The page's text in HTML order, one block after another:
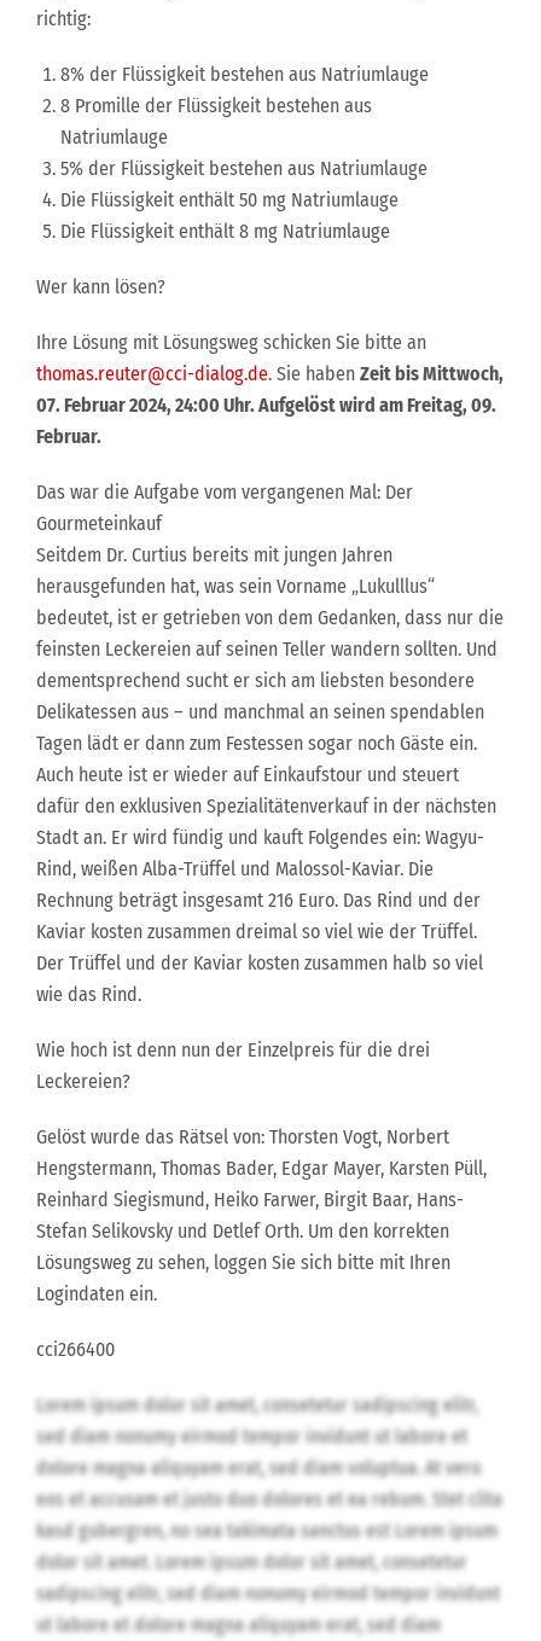
richtig:
8% der Flüssigkeit bestehen aus Natriumlauge
8 Promille der Flüssigkeit bestehen aus
Natriumlauge
5% der Flüssigkeit bestehen aus Natriumlauge
Die Flüssigkeit enthält 50 mg Natriumlauge
Die Flüssigkeit enthält 8 mg Natriumlauge
Wer kann lösen?
Ihre Lösung mit Lösungsweg schicken Sie bitte an
thomas.reuter@cci-dialog.de. Sie haben Zeit bis Mittwoch,
07. Februar 2024, 24:00 Uhr. Aufgelöst wird am Freitag, 09.
Februar.
Das war die Aufgabe vom vergangenen Mal: Der
Gourmeteinkauf
Seitdem Dr. Curtius bereits mit jungen Jahren
herausgefunden hat, was sein Vorname „Lukulllus“
bedeutet, ist er getrieben von dem Gedanken, dass nur die
feinsten Leckereien auf seinen Teller wandern sollten. Und
dementsprechend sucht er sich am liebsten besondere
Delikatessen aus – und manchmal an seinen spendablen
Tagen lädt er dann zum Festessen sogar noch Gäste ein.
Auch heute ist er wieder auf Einkaufstour und steuert
dafür den exklusiven Spezialitätenverkauf in der nächsten
Stadt an. Er wird fündig und kauft Folgendes ein: Wagyu-
Rind, weißen Alba-Trüffel und Malossol-Kaviar. Die
Rechnung beträgt insgesamt 216 Euro. Das Rind und der
Kaviar kosten zusammen dreimal so viel wie der Trüffel.
Der Trüffel und der Kaviar kosten zusammen halb so viel
wie das Rind.
Wie hoch ist denn nun der Einzelpreis für die drei
Leckereien?
Gelöst wurde das Rätsel von: Thorsten Vogt, Norbert
Hengstermann, Thomas Bader, Edgar Mayer, Karsten Püll,
Reinhard Siegismund, Heiko Farwer, Birgit Baar, Hans-
Stefan Selikovsky und Detlef Orth. Um den korrekten
Lösungsweg zu sehen, loggen Sie sich bitte mit Ihren
Logindaten ein.
cci266400
Lorem ipsum dolor sit amet, consetetur sadipscing elitr,
sed diam nonumy eirmod tempor invidunt ut labore et
dolore magna aliquyam erat, sed diam voluptua. At vero
eos et accusam et justo duo dolores et ea rebum. Stet clita
kasd gubergren, no sea takimata sanctus est Lorem ipsum
dolor sit amet. Lorem ipsum dolor sit amet, consetetur
sadipscing elitr, sed diam nonumy eirmod tempor invidunt
ut labore et dolore magna aliquyam erat, sed diam